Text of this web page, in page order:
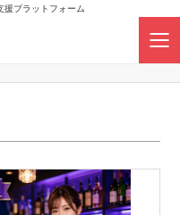
援プラットフォーム